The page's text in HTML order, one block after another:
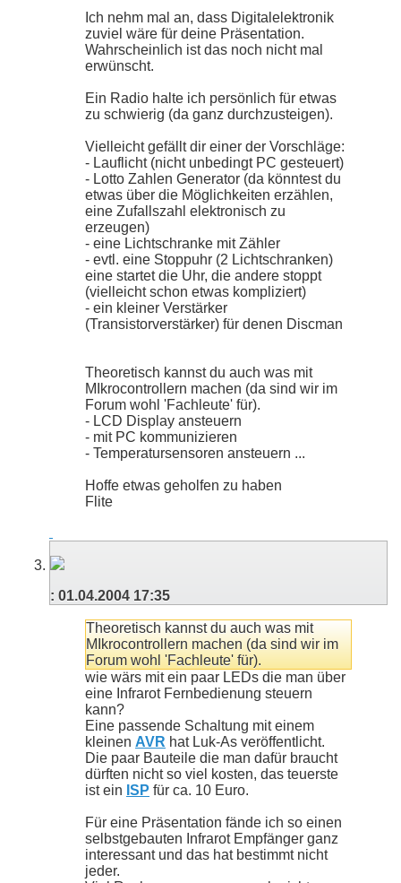
Ich nehm mal an, dass Digitalelektronik
zuviel wäre für deine Präsentation.
Wahrscheinlich ist das noch nicht mal
erwünscht.
Ein Radio halte ich persönlich für etwas
zu schwierig (da ganz durchzusteigen).
Vielleicht gefällt dir einer der Vorschläge:
- Lauflicht (nicht unbedingt PC gesteuert)
- Lotto Zahlen Generator (da könntest du
etwas über die Möglichkeiten erzählen,
eine Zufallszahl elektronisch zu
erzeugen)
- eine Lichtschranke mit Zähler
- evtl. eine Stoppuhr (2 Lichtschranken)
eine startet die Uhr, die andere stoppt
(vielleicht schon etwas kompliziert)
- ein kleiner Verstärker
(Transistorverstärker) für denen Discman
Theoretisch kannst du auch was mit
MIkrocontrollern machen (da sind wir im
Forum wohl 'Fachleute' für).
- LCD Display ansteuern
- mit PC kommunizieren
- Temperatursensoren ansteuern ...
Hoffe etwas geholfen zu haben
Flite
: 01.04.2004 17:35
Theoretisch kannst du auch was mit
MIkrocontrollern machen (da sind wir im
Forum wohl 'Fachleute' für).
wie wärs mit ein paar LEDs die man über
eine Infrarot Fernbedienung steuern
kann?
Eine passende Schaltung mit einem
kleinen AVR hat Luk-As veröffentlicht.
Die paar Bauteile die man dafür braucht
dürften nicht so viel kosten, das teuerste
ist ein ISP für ca. 10 Euro.
Für eine Präsentation fände ich so einen
selbstgebauten Infrarot Empfänger ganz
interessant und das hat bestimmt nicht
jeder.